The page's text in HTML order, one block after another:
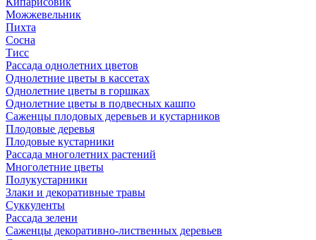
Можжевельник
Пихта
Сосна
Тисc
Рассада однолетних цветов
Однолетние цветы в кассетах
Однолетние цветы в горшках
Однолетние цветы в подвесных кашпо
Саженцы плодовых деревьев и кустарников
Плодовые деревья
Плодовые кустарники
Рассада многолетних растений
Многолетние цветы
Полукустарники
Злаки и декоративные травы
Суккуленты
Рассада зелени
Саженцы декоративно-лиственных деревьев